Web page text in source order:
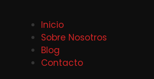
Inicio
Sobre Nosotros
Blog
Contacto